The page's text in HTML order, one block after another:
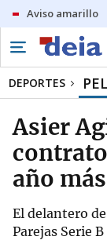
Aviso amarillo
DEPORTES
Asier
año más
El delantero
Parejas Serie